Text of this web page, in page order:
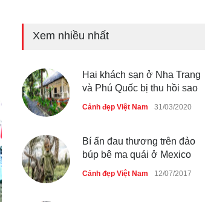
du lịch quốc gia
Những món ăn đồng quê dân
dã ở Sài Gòn
Cảnh đẹp Việt Nam 25/04/2020
Xem nhiều nhất
Hai khách sạn ở Nha Trang
và Phú Quốc bị thu hồi sao
Cảnh đẹp Việt Nam 31/03/2020
Bí ẩn đau thương trên đảo
búp bê ma quái ở Mexico
Cảnh đẹp Việt Nam 12/07/2017